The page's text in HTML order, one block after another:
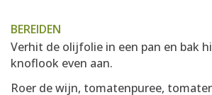
BEREIDEN
Verhit de olijfolie in een pan en bak
knoflook even aan.
Roer de wijn, tomatenpuree,